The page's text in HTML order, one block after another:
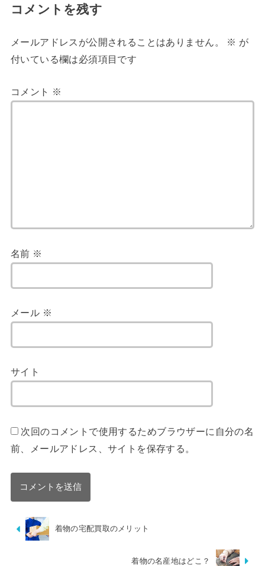
コメントを残す
メールアドレスが公開されることはありません。 ※ が
付いている欄は必須項目です
コメント ※
名前 ※
メール ※
サイト
次回のコメントで使用するためブラウザーに自分の名
前、メールアドレス、サイトを保存する。
着物の宅配買取のメリット
着物の名産地はどこ？